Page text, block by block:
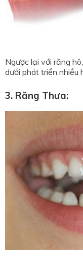
Ngược lại với răng
dưới phát triển nhiều
3. Răng Thưa: